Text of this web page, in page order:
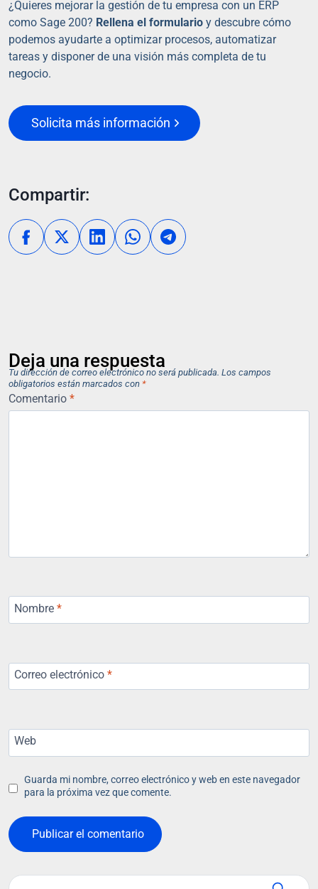
¿Quieres mejorar la gestión de tu empresa con un ERP
como Sage 200? Rellena el formulario y descubre cómo
podemos ayudarte a optimizar procesos, automatizar
tareas y disponer de una visión más completa de tu
negocio.
Solicita más información
Compartir:
Deja una respuesta
Tu dirección de correo electrónico no será publicada. Los campos
obligatorios están marcados con *
Comentario *
Nombre *
Correo electrónico *
Web
Guarda mi nombre, correo electrónico y web en este navegador
para la próxima vez que comente.